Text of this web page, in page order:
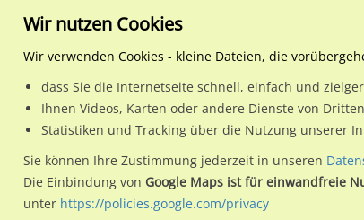
Wähle den Werbestandort:
Wir nutzen Cookies
Wir verwenden Cookies - kleine Dateien, die
dass Sie die Internetseite schnell, einfach und
Ihnen Videos, Karten oder andere Dienste von
Statistiken und Tracking über die Nutzung unserer
Sie können Ihre Zustimmung jederzeit in unseren
Die Einbindung von Google Maps ist für einwandfreie
unter https://policies.google.com/privacy